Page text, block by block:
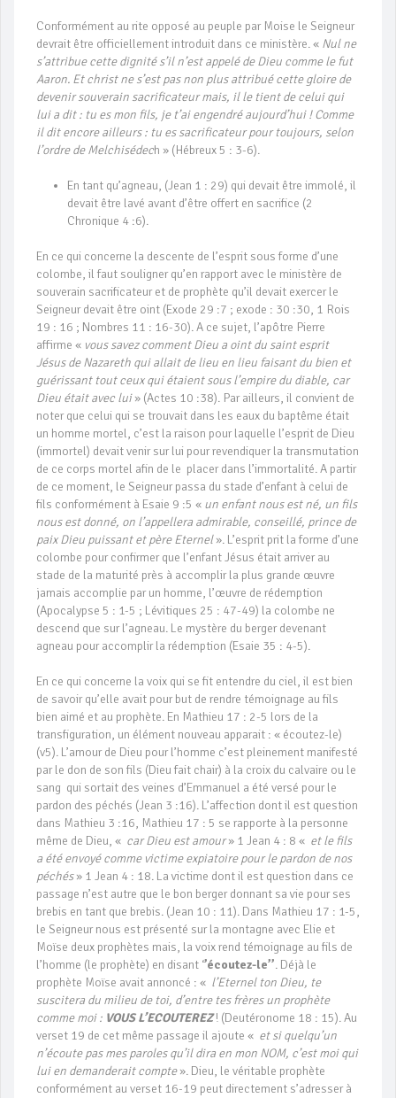
Conformément au rite opposé au peuple par Moise le Seigneur
devrait être officiellement introduit dans ce ministère. « Nul ne
s’attribue cette dignité s’il n’est appelé de Dieu comme le fut
Aaron. Et christ ne s’est pas non plus attribué cette gloire de
devenir souverain sacrificateur mais, il le tient de celui qui
lui a dit : tu es mon fils, je t’ai engendré aujourd’hui ! Comme
il dit encore ailleurs : tu es sacrificateur pour toujours, selon
l’ordre de Melchisédech » (Hébreux 5 : 3-6).
En tant qu’agneau, (Jean 1 : 29) qui devait être immolé, il
devait être lavé avant d’être offert en sacrifice (2
Chronique 4 :6).
En ce qui concerne la descente de l’esprit sous forme d’une
colombe, il faut souligner qu’en rapport avec le ministère de
souverain sacrificateur et de prophète qu’il devait exercer le
Seigneur devait être oint (Exode 29 :7 ; exode : 30 :30, 1 Rois
19 : 16 ; Nombres 11 : 16-30). A ce sujet, l’apôtre Pierre
affirme « vous savez comment Dieu a oint du saint esprit
Jésus de Nazareth qui allait de lieu en lieu faisant du bien et
guérissant tout ceux qui étaient sous l’empire du diable, car
Dieu était avec lui» (Actes 10 :38). Par ailleurs, il convient de
noter que celui qui se trouvait dans les eaux du baptême était
un homme mortel, c’est la raison pour laquelle l’esprit de Dieu
(immortel) devait venir sur lui pour revendiquer la transmutation
de ce corps mortel afin de le placer dans l’immortalité. A partir
de ce moment, le Seigneur passa du stade d’enfant à celui de
fils conformément à Esaie 9 :5 « un enfant nous est né, un fils
nous est donné, on l’appellera admirable, conseillé, prince de
paix Dieu puissant et père Eternel». L’esprit prit la forme d’une
colombe pour confirmer que l’enfant Jésus était arriver au
stade de la maturité près à accomplir la plus grande œuvre
jamais accomplie par un homme, l’œuvre de rédemption
(Apocalypse 5 : 1-5 ; Lévitiques 25 : 47-49) la colombe ne
descend que sur l’agneau. Le mystère du berger devenant
agneau pour accomplir la rédemption (Esaie 35 : 4-5).
En ce qui concerne la voix qui se fit entendre du ciel, il est bien
de savoir qu’elle avait pour but de rendre témoignage au fils
bien aimé et au prophète. En Mathieu 17 : 2-5 lors de la
transfiguration, un élément nouveau apparait : « écoutez-le)
(v5). L’amour de Dieu pour l’homme c’est pleinement manifesté
par le don de son fils (Dieu fait chair) à la croix du calvaire ou le
sang qui sortait des veines d’Emmanuel a été versé pour le
pardon des péchés (Jean 3 :16). L’affection dont il est question
dans Mathieu 3 :16, Mathieu 17 : 5 se rapporte à la personne
même de Dieu, « car Dieu est amour» 1 Jean 4 : 8 « et le fils
a été envoyé comme victime expiatoire pour le pardon de nos
péchés» 1 Jean 4 : 18. La victime dont il est question dans ce
passage n’est autre que le bon berger donnant sa vie pour ses
brebis en tant que brebis. (Jean 10 : 11). Dans Mathieu 17 : 1-5,
le Seigneur nous est présenté sur la montagne avec Elie et
Moïse deux prophètes mais, la voix rend témoignage au fils de
l’homme (le prophète) en disant ‘’écoutez-le’’. Déjà le
prophète Moïse avait annoncé : « l’Eternel ton Dieu, te
suscitera du milieu de toi, d’entre tes frères un prophète
comme moi : VOUS L’ECOUTEREZ! (Deutéronome 18 : 15). Au
verset 19 de cet même passage il ajoute « et si quelqu’un
n’écoute pas mes paroles qu’il dira en mon NOM, c’est moi qui
lui en demanderait compte». Dieu, le véritable prophète
conformément au verset 16-19 peut directement s’adresser à